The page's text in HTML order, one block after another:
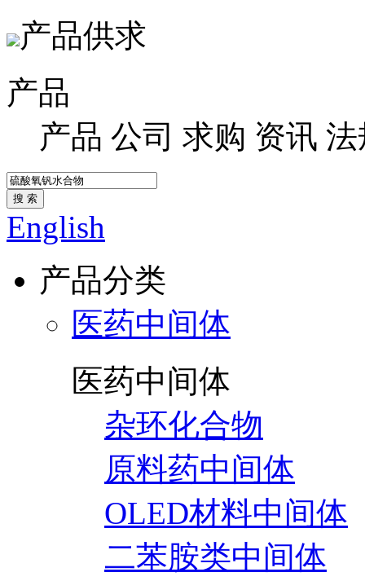
产品供求
产品
产品 公司 求购 资讯 法
搜 索
English
产品分类
医药中间体
医药中间体
杂环化合物
原料药中间体
OLED材料中间体
二苯胺类中间体